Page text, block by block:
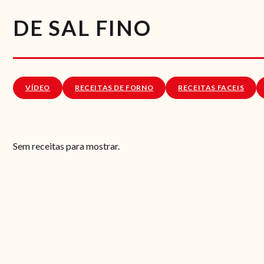
DE SAL FINO
VÍDEO RECEITAS DE FORNO RECEITAS FACEIS
Sem receitas para mostrar.